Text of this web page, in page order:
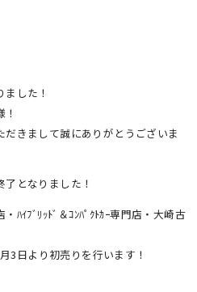
した！
きまして誠にありがとうございま
となりました！
ﾊｲﾌﾞﾘｯﾄﾞ＆ｺﾝﾊﾟｸﾄｶｰ専門店・大崎古
3日より初売りを行います！